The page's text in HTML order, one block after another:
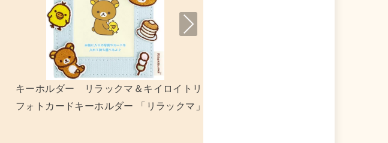
コリラックマ ネイルチップ 「リラックマ」
Nex